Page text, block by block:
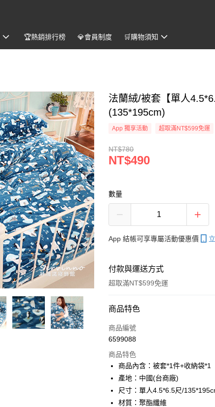
🏆熱銷排行榜 💎會員制度 🛒購物須知
法蘭絨/被套【單人
(135*195cm)
App 獨享活動 超取滿NT$599免運
NT$780
NT$490
數量
App 結帳可享專屬活動優惠價
付款與運送方式
超取滿NT$599免運
付款方式
信用卡一次付款
LINE Pay
Apple Pay
街口支付
商品特色
商品編號
6599088
商品特色
商品內含：被套*1件+收納袋*1
產地：中國(台商廠)
尺寸：單人4.5*6.5尺/
材質：聚酯纖維